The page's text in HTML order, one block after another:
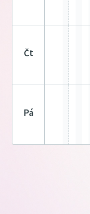
čt
pá